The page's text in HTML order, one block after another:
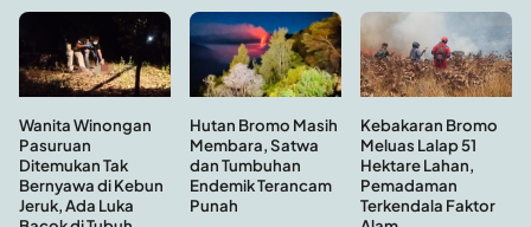
Wanita Winongan
Pasuruan
Ditemukan Tak
Bernyawa di Kebun
Jeruk, Ada Luka
Hutan Bromo Masih
Membara, Satwa
dan Tumbuhan
Endemik Terancam
Punah
Kebakaran Bromo
Meluas Lalap 51
Hektare Lahan,
Pemadaman
Terkendala Faktor